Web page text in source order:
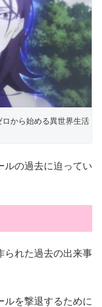
から始める異世界生活
ルの過去に迫ってい
られた過去の出来事
ルを撃退するために